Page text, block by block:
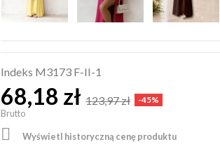
Indeks M3173 F-II-1
68,18 zł 123,97 zł -45%
Brutto
 Wyświetl historyczną cenę produktu